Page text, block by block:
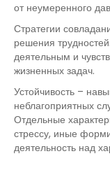
от неумеренного
Стратегии
решения
деятельным и
жизненных задач.
Устойчивость –
неблагоприятных
Отдельные
стрессу, иные
деятельность над